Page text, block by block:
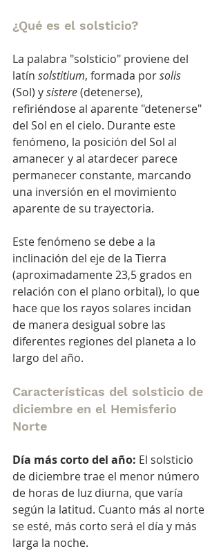
¿Qué es el solsticio?
La palabra "solsticio" proviene del
latín solstitium, formada por solis
(Sol) y sistere (detenerse),
refiriéndose al aparente "detenerse"
del Sol en el cielo. Durante este
fenómeno, la posición del Sol al
amanecer y al atardecer parece
permanecer constante, marcando
una inversión en el movimiento
aparente de su trayectoria.
Este fenómeno se debe a la
inclinación del eje de la Tierra
(aproximadamente 23,5 grados en
relación con el plano orbital), lo que
hace que los rayos solares incidan
de manera desigual sobre las
diferentes regiones del planeta a lo
largo del año.
Características del solsticio de
diciembre en el Hemisferio
Norte
Día más corto del año: El solsticio
de diciembre trae el menor número
de horas de luz diurna, que varía
según la latitud. Cuanto más al norte
se esté, más corto será el día y más
larga la noche.